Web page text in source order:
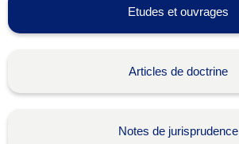
Etudes et ouvrages
Articles de doctrine
Notes de jurisprudence